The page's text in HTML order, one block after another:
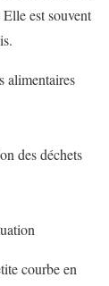
est souvent
alimentaires
des déchets
courbe en